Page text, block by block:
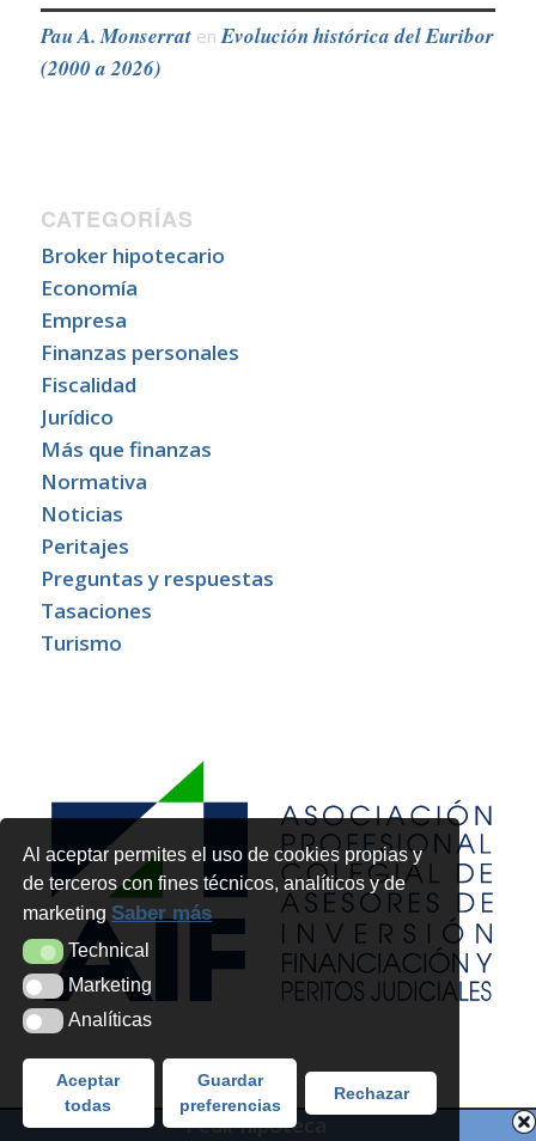
Al aceptar permites el uso de cookies propias y
de terceros con fines técnicos, analíticos y de
marketingSaber más
TechnicalTechnical
MarketingMarketing
AnalíticasAnalíticas
Aceptar
todas
Guardar
preferencias
Rechazar
Pau A. MonserratenEvolución histórica del Euribor
(2000 a 2026)
CATEGORÍAS
Broker hipotecario
Economía
Empresa
Finanzas personales
Fiscalidad
Jurídico
Más que finanzas
Normativa
Noticias
Peritajes
Preguntas y respuestas
Tasaciones
Turismo
Pedir hipoteca